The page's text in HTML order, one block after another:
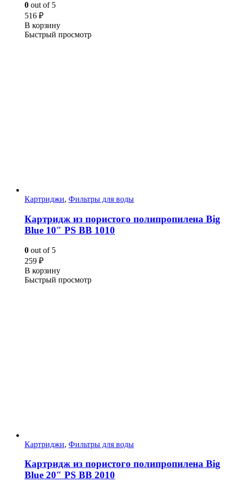
0 out of 5
516 ₽
В корзину
Быстрый просмотр
Картриджи, Фильтры для воды
Картридж из пористого полипропилена Big
Blue 10″ PS BB 1010
0 out of 5
259 ₽
В корзину
Быстрый просмотр
Картриджи, Фильтры для воды
Картридж из пористого полипропилена Big
Blue 20″ PS BB 2010